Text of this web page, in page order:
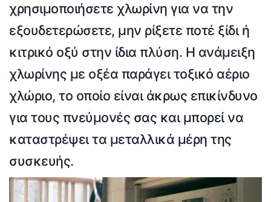
χρησιμοποιήσετε χλωρίνη για να την
εξουδετερώσετε, μην ρίξετε ποτέ ξίδι ή
κιτρικό οξύ στην ίδια πλύση. Η ανάμειξη
χλωρίνης με οξέα παράγει τοξικό αέριο
χλώριο, το οποίο είναι άκρως επικίνδυνο
για τους πνεύμονές σας και μπορεί να
καταστρέψει τα μεταλλικά μέρη της
συσκευής.